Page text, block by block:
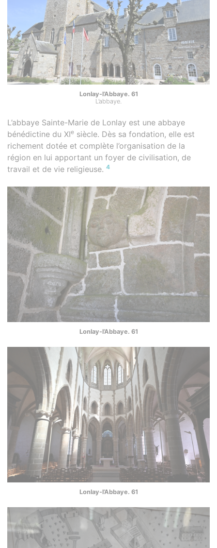
Lonlay-l’Abbaye. 61
L’abbaye.
L’abbaye Sainte-Marie de Lonlay est une abbaye
bénédictine du XIe siècle. Dès sa fondation, elle est
richement dotée et complète l’organisation de la
région en lui apportant un foyer de civilisation, de
travail et de vie religieuse. 4
Lonlay-l’Abbaye. 61
Lonlay-l’Abbaye. 61